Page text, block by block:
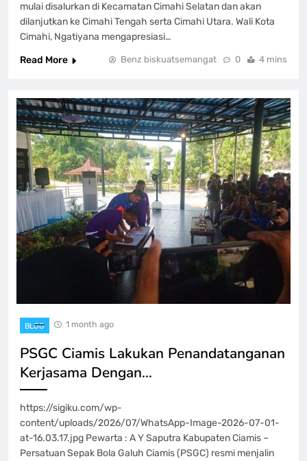
mulai disalurkan di Kecamatan Cimahi Selatan dan akan
dilanjutkan ke Cimahi Tengah serta Cimahi Utara. Wali Kota
Cimahi, Ngatiyana mengapresiasi…
Read More
Benz biskuatsemangat 0 4 mins
BLOG 1 month ago
PSGC Ciamis Lakukan Penandatanganan
Kerjasama Dengan…
https://sigiku.com/wp-
content/uploads/2026/07/WhatsApp-Image-2026-07-01-
at-16.03.17.jpg Pewarta : A Y Saputra Kabupaten Ciamis –
Persatuan Sepak Bola Galuh Ciamis (PSGC) resmi menjalin